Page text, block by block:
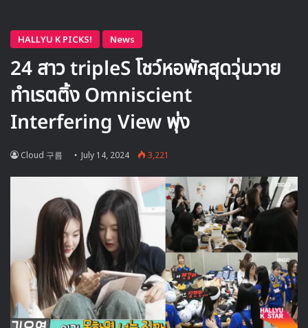
🎙GYUBIN ปลื้มเมืองไทยขนาดไหน? ถึงกลับมาถ่าย
MV เพลงใหม่ LIKE U 100 ที่กรุงเทพ
▶ คลิกดูสัมภาษณ์พิเศษ
“ผลงานนี้ทำให้ฉันสามารถหลุดพ้นจากความกังวลและความไม่
เชื่อมั่นในตัวเองได้อย่างสมบูรณ์เลยค่ะ เป็นผลงานที่ทำให้ฉันได้
เติบโตขึ้นไปอีกอย่างไม่น่าเชื่อ ฉันรู้สึกภูมิใจและมีความสุขมากที่
สามารถสื่อสารข้อความของนักเขียนและผู้กำกับออกมาได้อย่างดี
การทำงานในซีรีส์นี้เหมือนกับการแสดงในละครยาวที่จบลงได้
อย่างสมบูรณ์” | คลิกเพื่อชม:ซีรีส์The Midnight Romance
in Hagwonพร้อมซับไทย